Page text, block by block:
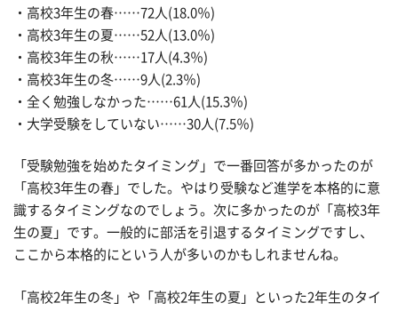
・高校3年生の春……72人(18.0％)
・高校3年生の夏……52人(13.0％)
・高校3年生の秋……17人(4.3％)
・高校3年生の冬……9人(2.3％)
・全く勉強しなかった……61人(15.3％)
・大学受験をしていない……30人(7.5％)
「受験勉強を始めたタイミング」で一番回答が多かったのが
「高校3年生の春」でした。やはり受験など進学を本格的に意
識するタイミングなのでしょう。次に多かったのが「高校3年
生の夏」です。一般的に部活を引退するタイミングですし、
ここから本格的にという人が多いのかもしれませんね。
「高校2年生の冬」や「高校2年生の夏」といった2年生のタイ